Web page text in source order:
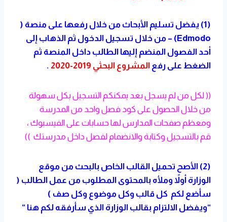
(1) يفضل تسليم الأبحاث من خلال رفعها على منصة (
Edmodo) – من خلال تسجيل الدخول ثم الذهاب إلى
أحد الفصول المنضم إليها الطالب داخل المنصة ثم
الضغط على رفع المشروع البحثي 2019-2020 .
(( لكل من لم يسجل بعد يمكنكم التسجيل بكل سهولة
من خلال الحصول على كود فصل واحد من المدرسة
ومعظم صفحات المدارس لها حسابات على الفيسبوك ،
قم بالتسجيل وكتابة والانضمام لفصل داخل مدرستك ))
(2) الأصح تحميل القالب الخاص بالبحث من موقع
الوزارة أولاً وملأه بالمحتوى المطلوب من عمل الطالب (
سأضع لكم كل قالب وكل موضوع وكل صف )
“ويفضل الالتزام بقالب الوزارة الذي سأرفقه لكم هنا “